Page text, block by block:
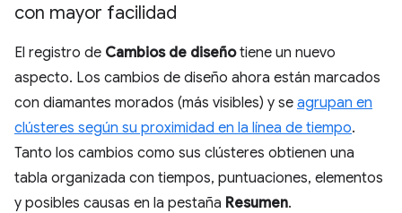
con mayor facilidad
El registro de Cambios de diseñotiene un nuevo
aspecto. Los cambios de diseño ahora están marcados
con diamantes morados (más visibles) y se agrupan en
clústeres según su proximidad en la línea de tiempo.
Tanto los cambios como sus clústeres obtienen una
tabla organizada con tiempos, puntuaciones, elementos
y posibles causas en la pestaña Resumen.